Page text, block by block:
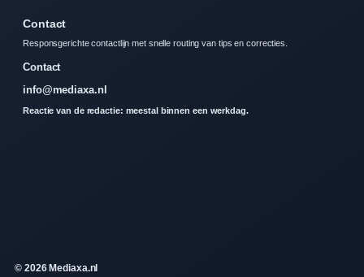
Contact
Responsgerichte contactlijn met snelle routing van tips en correcties.
Contact
info@mediaxa.nl
Reactie van de redactie: meestal binnen een werkdag.
© 2026 Mediaxa.nl